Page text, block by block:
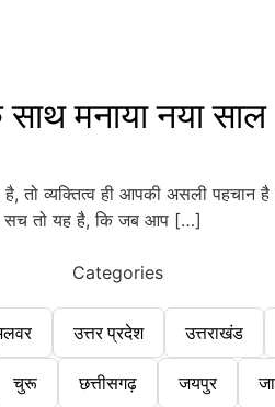
मनाया नया साल
व्यक्तित्व ही आपकी असली पहचान
सच तो यह है, कि जब आप […]
Categories
उत्तर प्रदेश उत्तराखंड
चुरू छत्तीसगढ़ जयपुर